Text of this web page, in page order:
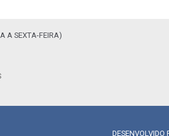
A SEXTA-FEIRA)
DESENVOLVIDO